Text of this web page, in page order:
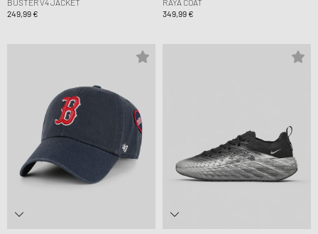
249,99 €
349,99 €